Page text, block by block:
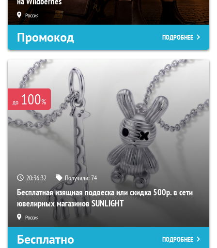
Россия
Промокод ПОДРОБНЕЕ
до 100%
20:36:31 Получили:74
Бесплатная изящная подвеска или скидка 500р. в сети
ювелирных магазинов SUNLIGHT
Россия
Бесплатно ПОДРОБНЕЕ